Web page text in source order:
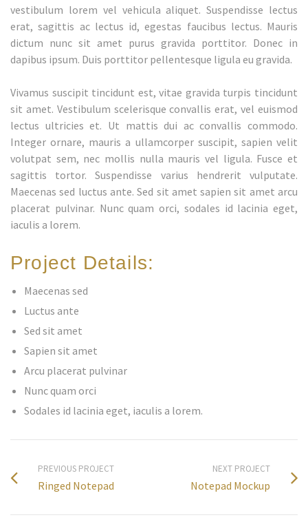
vestibulum lorem vel vehicula aliquet. Suspendisse lectus
erat, sagittis ac lectus id, egestas faucibus lectus. Mauris
dictum nunc sit amet purus gravida porttitor. Donec in
dapibus ipsum. Duis porttitor pellentesque ligula eu gravida.
Vivamus suscipit tincidunt est, vitae gravida turpis tincidunt
sit amet. Vestibulum scelerisque convallis erat, vel euismod
lectus ultricies et. Ut mattis dui ac convallis commodo.
Integer ornare, mauris a ullamcorper suscipit, sapien velit
volutpat sem, nec mollis nulla mauris vel ligula. Fusce et
sagittis tortor. Suspendisse varius hendrerit vulputate.
Maecenas sed luctus ante. Sed sit amet sapien sit amet arcu
placerat pulvinar. Nunc quam orci, sodales id lacinia eget,
iaculis a lorem.
Project Details:
Maecenas sed
Luctus ante
Sed sit amet
Sapien sit amet
Arcu placerat pulvinar
Nunc quam orci
Sodales id lacinia eget, iaculis a lorem.
PREVIOUS PROJECT
Ringed Notepad
NEXT PROJECT
Notepad Mockup